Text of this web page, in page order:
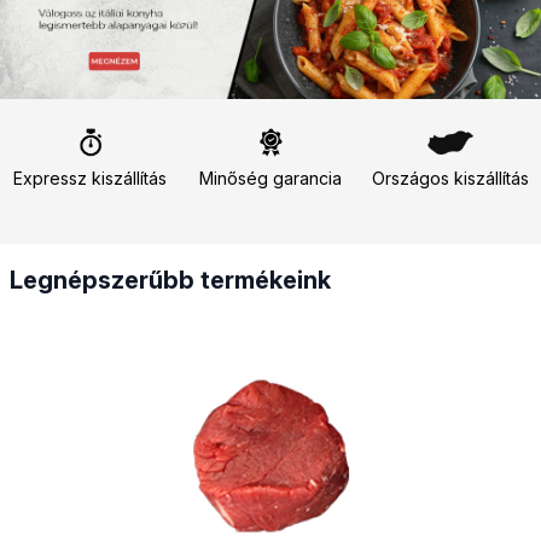
Expressz kiszállítás Minőség garancia Országos kiszállítás
Legnépszerűbb termékeink